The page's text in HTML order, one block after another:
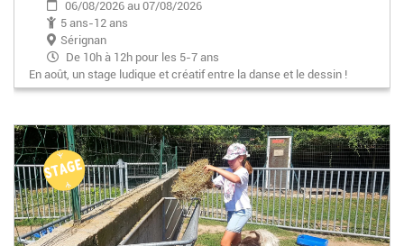
06/08/2026 au 07/08/2026
5 ans-12 ans
Sérignan
De 10h à 12h pour les 5-7 ans
De 15h à 17h pour les 8-12 ans
En août, un stage ludique et créatif entre la danse et le dessin !